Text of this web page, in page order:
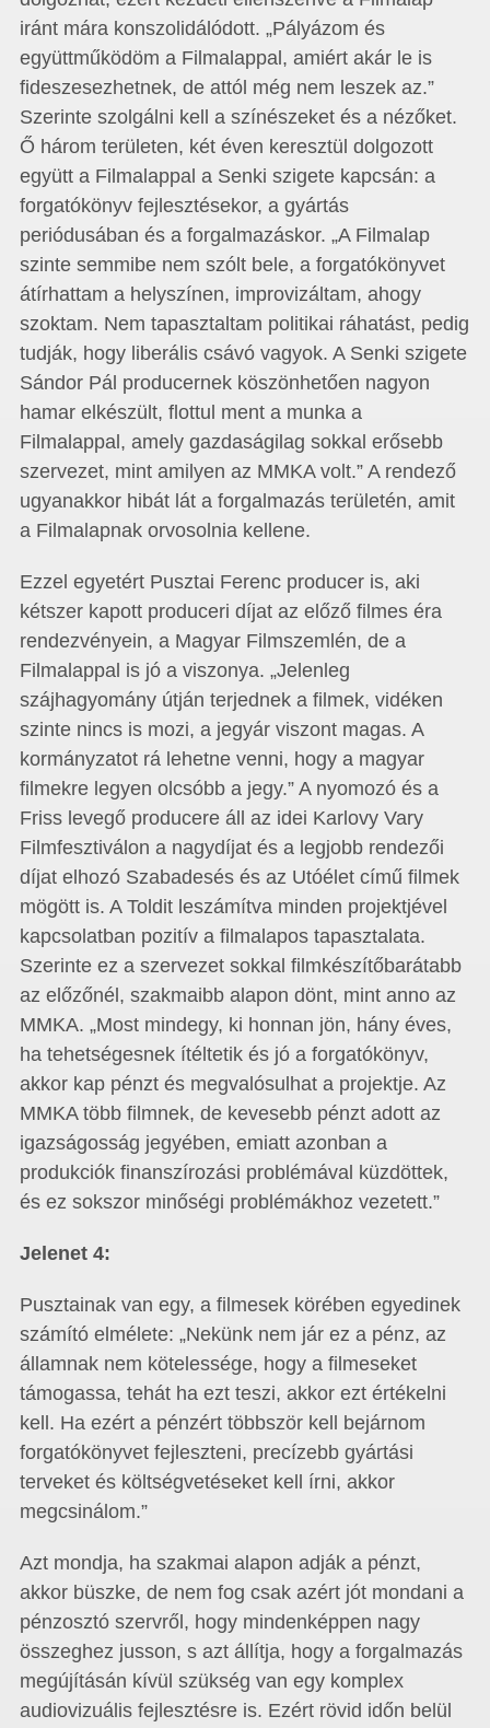
iránt mára konszolidálódott. „Pályázom és
együttműködöm a Filmalappal, amiért akár le is
fideszesezhetnek, de attól még nem leszek az.”
Szerinte szolgálni kell a színészeket és a nézőket.
Ő három területen, két éven keresztül dolgozott
együtt a Filmalappal a Senki szigete kapcsán: a
forgatókönyv fejlesztésekor, a gyártás
periódusában és a forgalmazáskor. „A Filmalap
szinte semmibe nem szólt bele, a forgatókönyvet
átírhattam a helyszínen, improvizáltam, ahogy
szoktam. Nem tapasztaltam politikai ráhatást, pedig
tudják, hogy liberális csávó vagyok. A Senki szigete
Sándor Pál producernek köszönhetően nagyon
hamar elkészült, flottul ment a munka a
Filmalappal, amely gazdaságilag sokkal erősebb
szervezet, mint amilyen az MMKA volt.” A rendező
ugyanakkor hibát lát a forgalmazás területén, amit
a Filmalapnak orvosolnia kellene.
Ezzel egyetért Pusztai Ferenc producer is, aki
kétszer kapott produceri díjat az előző filmes éra
rendezvényein, a Magyar Filmszemlén, de a
Filmalappal is jó a viszonya. „Jelenleg
szájhagyomány útján terjednek a filmek, vidéken
szinte nincs is mozi, a jegyár viszont magas. A
kormányzatot rá lehetne venni, hogy a magyar
filmekre legyen olcsóbb a jegy.” A nyomozó és a
Friss levegő producere áll az idei Karlovy Vary
Filmfesztiválon a nagydíjat és a legjobb rendezői
díjat elhozó Szabadesés és az Utóélet című filmek
mögött is. A Toldit leszámítva minden projektjével
kapcsolatban pozitív a filmalapos tapasztalata.
Szerinte ez a szervezet sokkal filmkészítőbarátabb
az előzőnél, szakmaibb alapon dönt, mint anno az
MMKA. „Most mindegy, ki honnan jön, hány éves,
ha tehetségesnek ítéltetik és jó a forgatókönyv,
akkor kap pénzt és megvalósulhat a projektje. Az
MMKA több filmnek, de kevesebb pénzt adott az
igazságosság jegyében, emiatt azonban a
produkciók finanszírozási problémával küzdöttek,
és ez sokszor minőségi problémákhoz vezetett.”
Jelenet 4:
Pusztainak van egy, a filmesek körében egyedinek
számító elmélete: „Nekünk nem jár ez a pénz, az
államnak nem kötelessége, hogy a filmeseket
támogassa, tehát ha ezt teszi, akkor ezt értékelni
kell. Ha ezért a pénzért többször kell bejárnom
forgatókönyvet fejleszteni, precízebb gyártási
terveket és költségvetéseket kell írni, akkor
megcsinálom.”
Azt mondja, ha szakmai alapon adják a pénzt,
akkor büszke, de nem fog csak azért jót mondani a
pénzosztó szervről, hogy mindenképpen nagy
összeghez jusson, s azt állítja, hogy a forgalmazás
megújításán kívül szükség van egy komplex
audiovizuális fejlesztésre is. Ezért rövid időn belül